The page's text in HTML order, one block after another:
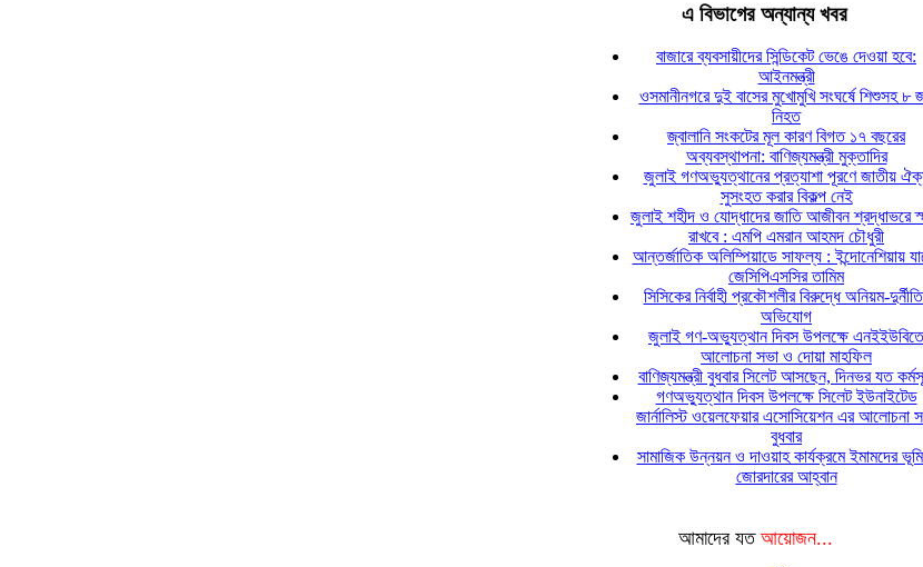
এ বিভাগের অন্যান্য খবর
বাজারে ব্যবসায়ীদের সিন্ডিকেট ভেঙে দেওয়া হবে:
আইনমন্ত্রী
ওসমানীনগরে দুই বাসের মুখোমুখি সংঘর্ষে শিশুসহ ৮
নিহত
জ্বালানি সংকটের মূল কারণ বিগত ১৭ বছরের
অব্যবস্থাপনা: বাণিজ্যমন্ত্রী মুক্তাদির
জুলাই গণঅভ্যুত্থানের প্রত্যাশা পূরণে জাতীয়
সুসংহত করার বিকল্প নেই
জুলাই শহীদ ও যোদ্ধাদের জাতি আজীবন শ্রদ্ধাভরে
রাখবে : এমপি এমরান আহমদ চৌধুরী
আন্তর্জাতিক অলিম্পিয়াডে সাফল্য : ইন্দোনেশিয়ায়
জেসিপিএসসির তামিম
সিসিকের নির্বাহী প্রকৌশলীর বিরুদ্ধে অনিয়ম-
অভিযোগ
জুলাই গণ-অভ্যুত্থান দিবস উপলক্ষে এনইইউবিতে
আলোচনা সভা ও দোয়া মাহফিল
বাণিজ্যমন্ত্রী বুধবার সিলেট আসছেন, দিনভর যত
গণঅভ্যুত্থান দিবস উপলক্ষে সিলেট ইউনাইটেড
জার্নালিস্ট ওয়েলফেয়ার এসোসিয়েশন এর আলোচনা
বুধবার
সামাজিক উন্নয়ন ও দাওয়াহ কার্যক্রমে ইমামদের
জোরদারের আহ্বান
আমাদের যত আয়োজন...